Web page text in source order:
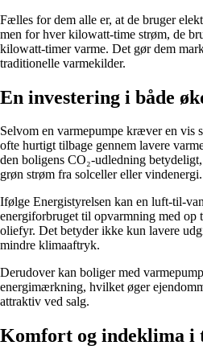
Fælles for dem alle er, at de bruger
men for hver kilowatt-time strøm, de
kilowatt-timer varme. Det gør dem
traditionelle varmekilder.
En investering i både
Selvom en varmepumpe kræver en vis
ofte hurtigt tilbage gennem lavere
den boligens CO₂-udledning
grøn strøm fra solceller eller vindenergi.
Ifølge Energistyrelsen kan en luft-til-
energiforbruget til opvarmning med op
oliefyr. Det betyder ikke kun lavere
mindre klimaaftryk.
Derudover kan boliger med
energimærkning, hvilket øger
attraktiv ved salg.
Komfort og indeklima i